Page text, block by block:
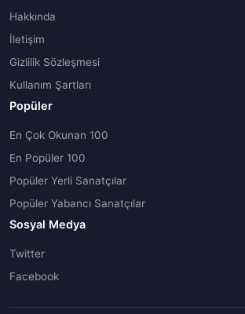
Hakkında
İletişim
Gizlilik Sözleşmesi
Kullanım Şartları
Popüler
En Çok Okunan 100
En Popüler 100
Popüler Yerli Sanatçılar
Popüler Yabancı Sanatçılar
Sosyal Medya
Twitter
Facebook